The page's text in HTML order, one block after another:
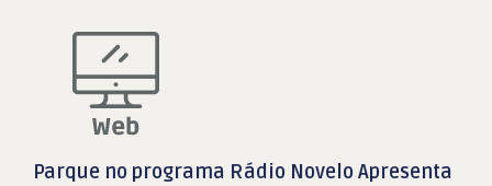
Parque no programa Rádio Novelo Apresenta